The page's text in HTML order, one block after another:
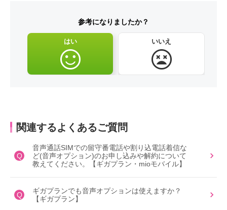
参考になりましたか？
はい いいえ
関連するよくあるご質問
Q
音声通話SIMでの留守番電話や割り込電話着信な
ど(音声オプション)のお申し込みや解約について
教えてください。【ギガプラン・mioモバイル】
Q
ギガプランでも音声オプションは使えますか？
【ギガプラン】